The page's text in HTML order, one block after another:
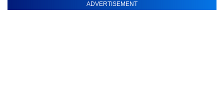
ADVERTISEMENT